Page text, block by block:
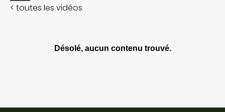
< toutes les vidéos
Désolé, aucun contenu trouvé.